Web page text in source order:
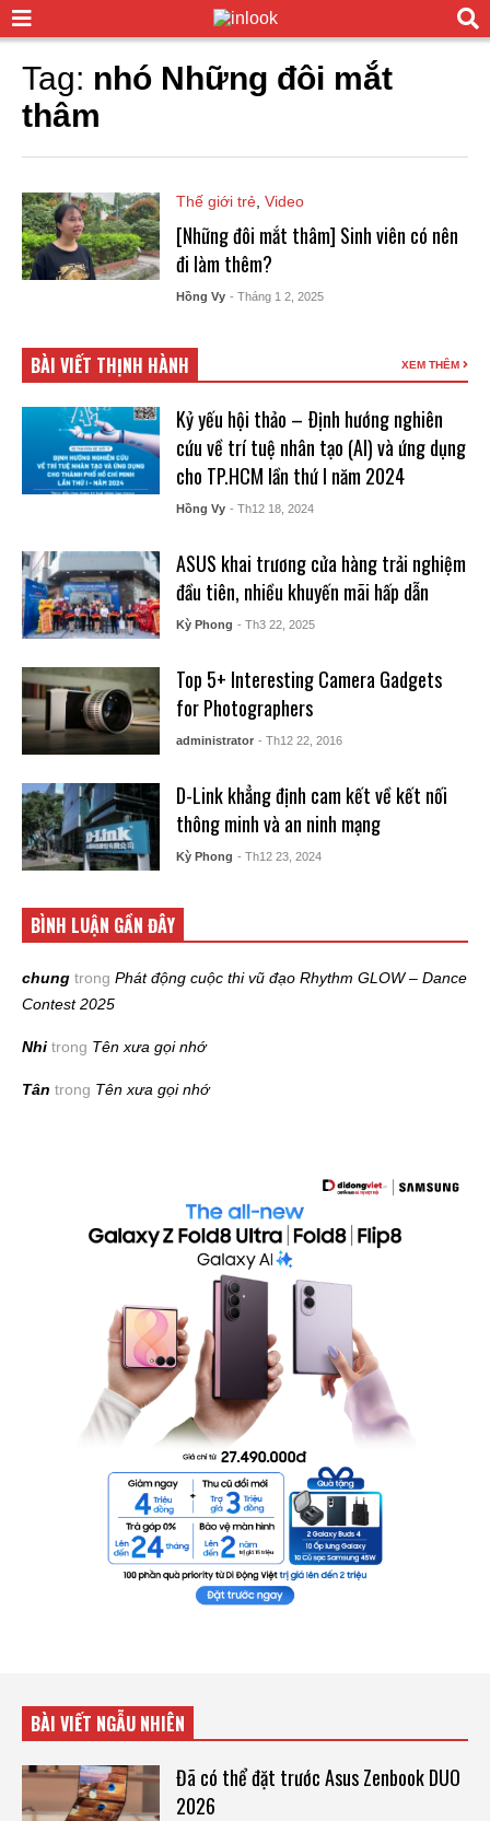
Tag: nhó Những đôi mắt
thâm
Thế giới trẻ, Video
[Những đôi mắt thâm] Sinh viên có nên
đi làm thêm?
Hồng Vy - Tháng 1 2, 2025
BÀI VIẾT THỊNH HÀNH XEM THÊM
Kỷ yếu hội thảo – Ðịnh hướng nghiên
cứu về trí tuệ nhân tạo (AI) và ứng dụng
cho TP.HCM lần thứ I năm 2024
Hồng Vy - Th12 18, 2024
ASUS khai trương cửa hàng trải nghiệm
đầu tiên, nhiều khuyến mãi hấp dẫn
Kỳ Phong - Th3 22, 2025
Top 5+ Interesting Camera Gadgets
for Photographers
administrator - Th12 22, 2016
D-Link khẳng định cam kết về kết nối
thông minh và an ninh mạng
Kỳ Phong - Th12 23, 2024
BÌNH LUẬN GẦN ĐÂY
chung trong Phát động cuộc thi vũ đạo Rhythm GLOW – Dance
Contest 2025
Nhi trong Tên xưa gọi nhớ
Tân trong Tên xưa gọi nhớ
BÀI VIẾT NGẪU NHIÊN
Đã có thể đặt trước Asus Zenbook DUO
2026